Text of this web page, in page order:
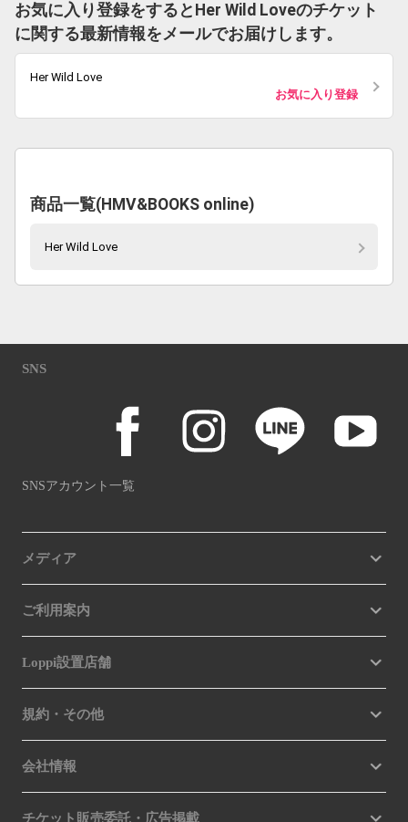
お気に入り登録をするとHer Wild Loveのチケット
に関する最新情報をメールでお届けします。
Her Wild Love
お気に入り登録
商品一覧(HMV&BOOKS online)
Her Wild Love
SNS
SNSアカウント一覧
メディア
ご利用案内
Loppi設置店舗
規約・その他
会社情報
チケット販売委託・広告掲載